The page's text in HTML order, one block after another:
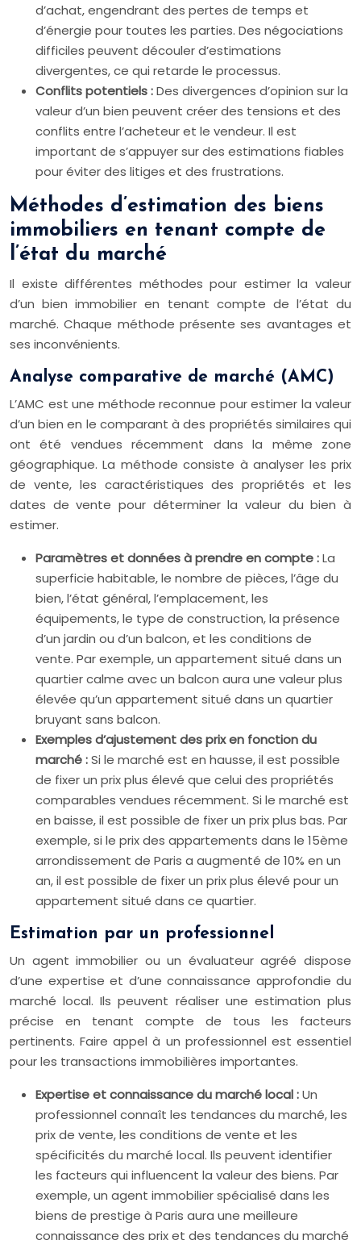
d’achat, engendrant des pertes de temps et
d’énergie pour toutes les parties. Des négociations
difficiles peuvent découler d’estimations
divergentes, ce qui retarde le processus.
Conflits potentiels :Des divergences d’opinion sur la
valeur d’un bien peuvent créer des tensions et des
conflits entre l’acheteur et le vendeur. Il est
important de s’appuyer sur des estimations fiables
pour éviter des litiges et des frustrations.
Méthodes d’estimation des biens
immobiliers en tenant compte de
l’état du marché
Il existe différentes méthodes pour estimer la valeur
d’un bien immobilier en tenant compte de l’état du
marché. Chaque méthode présente ses avantages et
ses inconvénients.
Analyse comparative de marché (AMC)
L’AMC est une méthode reconnue pour estimer la valeur
d’un bien en le comparant à des propriétés similaires qui
ont été vendues récemment dans la même zone
géographique. La méthode consiste à analyser les prix
de vente, les caractéristiques des propriétés et les
dates de vente pour déterminer la valeur du bien à
estimer.
Paramètres et données à prendre en compte :La
superficie habitable, le nombre de pièces, l’âge du
bien, l’état général, l’emplacement, les
équipements, le type de construction, la présence
d’un jardin ou d’un balcon, et les conditions de
vente. Par exemple, un appartement situé dans un
quartier calme avec un balcon aura une valeur plus
élevée qu’un appartement situé dans un quartier
bruyant sans balcon.
Exemples d’ajustement des prix en fonction du
marché :Si le marché est en hausse, il est possible
de fixer un prix plus élevé que celui des propriétés
comparables vendues récemment. Si le marché est
en baisse, il est possible de fixer un prix plus bas. Par
exemple, si le prix des appartements dans le 15ème
arrondissement de Paris a augmenté de 10% en un
an, il est possible de fixer un prix plus élevé pour un
appartement situé dans ce quartier.
Estimation par un professionnel
Un agent immobilier ou un évaluateur agréé dispose
d’une expertise et d’une connaissance approfondie du
marché local. Ils peuvent réaliser une estimation plus
précise en tenant compte de tous les facteurs
pertinents. Faire appel à un professionnel est essentiel
pour les transactions immobilières importantes.
Expertise et connaissance du marché local :Un
professionnel connaît les tendances du marché, les
prix de vente, les conditions de vente et les
spécificités du marché local. Ils peuvent identifier
les facteurs qui influencent la valeur des biens. Par
exemple, un agent immobilier spécialisé dans les
biens de prestige à Paris aura une meilleure
connaissance des prix et des tendances du marché